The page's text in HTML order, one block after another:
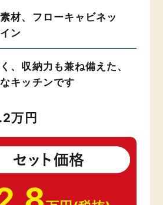
材、フローキャビネッ
ン
、収納力も兼ね備えた、
キッチンです
万円